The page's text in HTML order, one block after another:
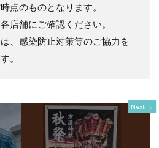
点のものとなります。
店舗にご確認ください。
、感染防止対策等のご協力を
。
Next